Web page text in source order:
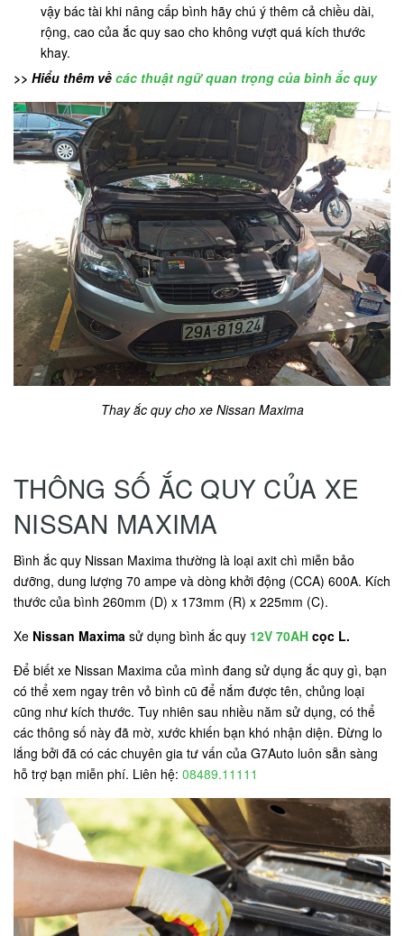
vậy bác tài khi nâng cấp bình hãy chú ý thêm cả chiều dài,
rộng, cao của ắc quy sao cho không vượt quá kích thước
khay.
>> Hiểu thêm về các thuật ngữ quan trọng của bình ắc quy
Thay ắc quy cho xe Nissan Maxima
THÔNG SỐ ẮC QUY CỦA XE
NISSAN MAXIMA
Bình ắc quy Nissan Maxima thường là loại axit chì miễn bảo
dưỡng, dung lượng 70 ampe và dòng khởi động (CCA) 600A. Kích
thước của bình 260mm (D) x 173mm (R) x 225mm (C).
Xe Nissan Maxima sử dụng bình ắc quy 12V 70AH cọc L.
Để biết xe Nissan Maxima của mình đang sử dụng ắc quy gì, bạn
có thể xem ngay trên vỏ bình cũ để nắm được tên, chủng loại
cũng như kích thước. Tuy nhiên sau nhiều năm sử dụng, có thể
các thông số này đã mờ, xước khiến bạn khó nhận diện. Đừng lo
lắng bởi đã có các chuyên gia tư vấn của G7Auto luôn sẵn sàng
hỗ trợ bạn miễn phí. Liên hệ: 08489.11111